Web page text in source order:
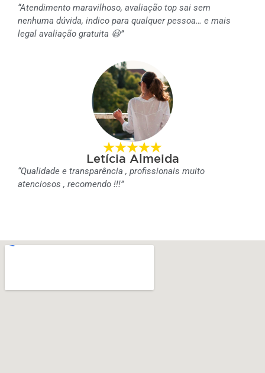
“Atendimento maravilhoso, avaliação top sai sem
nenhuma dúvida, indico para qualquer pessoa… e mais
legal avaliação gratuita 😃”
Letícia Almeida
“Qualidade e transparência , profissionais muito
atenciosos , recomendo !!!”